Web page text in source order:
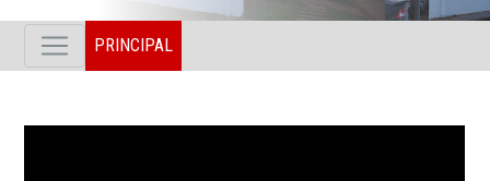
PRINCIPAL